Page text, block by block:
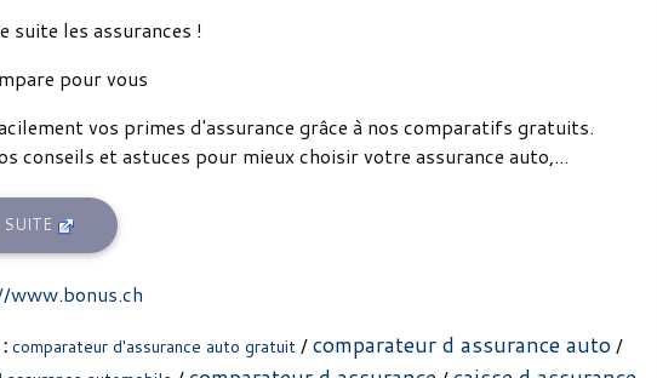
suite les assurances !
pour vous
vos primes d'assurance grâce à nos comparatifs gratuits.
conseils et astuces pour mieux choisir votre assurance auto,...
SUITE
comparateur d'assurance auto gratuit /comparateur d assurance auto /